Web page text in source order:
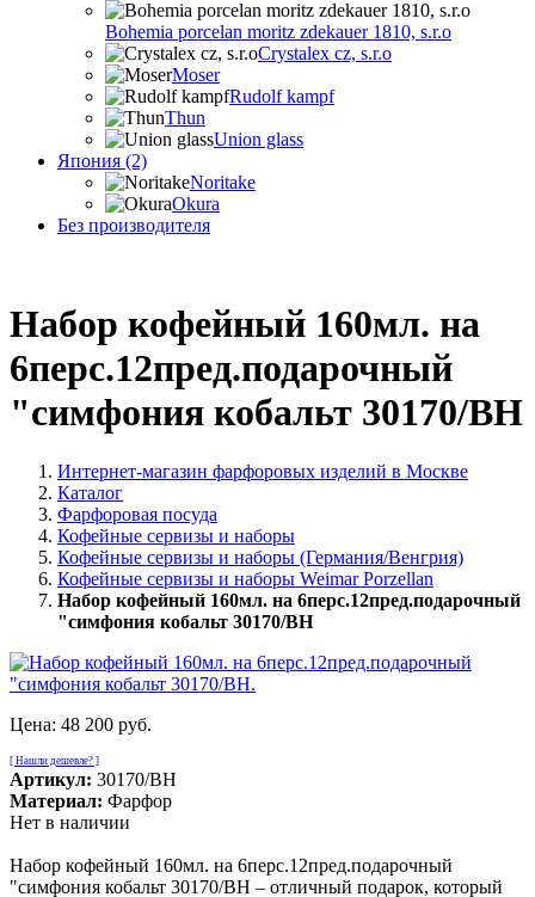
Bohemia porcelan moritz zdekauer 1810, s.r.o
Crystalex cz, s.r.o
Moser
Rudolf kampf
Thun
Union glass
Япония (2)
Noritake
Okura
Без производителя
Набор кофейный 160мл. на
6перс.12пред.подарочный
"симфония кобальт 30170/BH
Интернет-магазин фарфоровых изделий в Москве
Каталог
Фарфоровая посуда
Кофейные сервизы и наборы
Кофейные сервизы и наборы (Германия/Венгрия)
Кофейные сервизы и наборы Weimar Porzellan
Набор кофейный 160мл. на 6перс.12пред.подарочный
"симфония кобальт 30170/BH
Цена: 48 200 руб.
[ Нашли дешевле? ]
Артикул: 30170/BH
Материал: Фарфор
Нет в наличии
Набор кофейный 160мл. на 6перс.12пред.подарочный
"симфония кобальт 30170/BH – отличный подарок, который